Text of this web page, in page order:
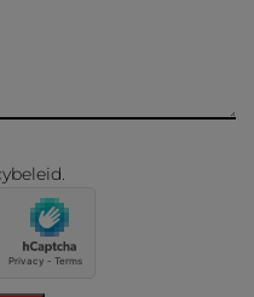
.